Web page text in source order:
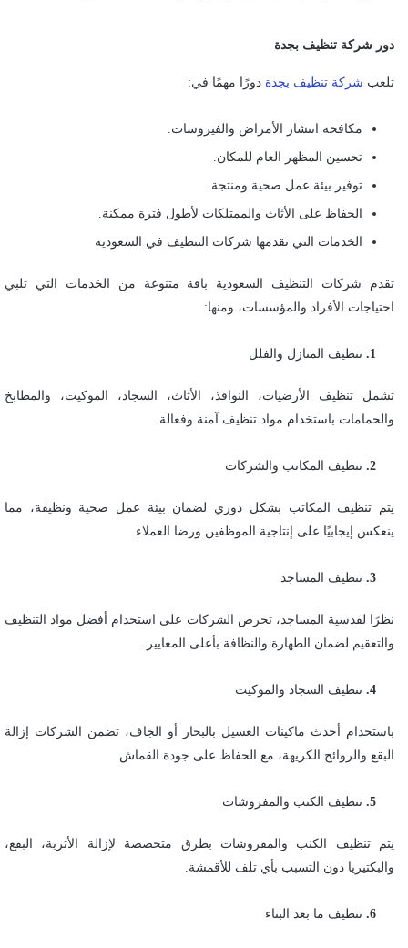
دور شركة تنظيف بجدة
تلعب شركة تنظيف بجدة دورًا مهمًا في:
مكافحة انتشار الأمراض والفيروسات.
تحسين المظهر العام للمكان.
توفير بيئة عمل صحية ومنتجة.
الحفاظ على الأثاث والممتلكات لأطول فترة ممكنة.
الخدمات التي تقدمها شركات التنظيف في السعودية
تقدم شركات التنظيف السعودية باقة متنوعة من الخدمات التي تلبي
احتياجات الأفراد والمؤسسات، ومنها:
تنظيف المنازل والفلل
تشمل تنظيف الأرضيات، النوافذ، الأثاث، السجاد، الموكيت، والمطابخ
والحمامات باستخدام مواد تنظيف آمنة وفعالة.
تنظيف المكاتب والشركات
يتم تنظيف المكاتب بشكل دوري لضمان بيئة عمل صحية ونظيفة، مما
ينعكس إيجابيًا على إنتاجية الموظفين ورضا العملاء.
تنظيف المساجد
نظرًا لقدسية المساجد، تحرص الشركات على استخدام أفضل مواد التنظيف
والتعقيم لضمان الطهارة والنظافة بأعلى المعايير.
تنظيف السجاد والموكيت
باستخدام أحدث ماكينات الغسيل بالبخار أو الجاف، تضمن الشركات إزالة
البقع والروائح الكريهة، مع الحفاظ على جودة القماش.
تنظيف الكنب والمفروشات
يتم تنظيف الكنب والمفروشات بطرق متخصصة لإزالة الأتربة، البقع،
والبكتيريا دون التسبب بأي تلف للأقمشة.
تنظيف ما بعد البناء